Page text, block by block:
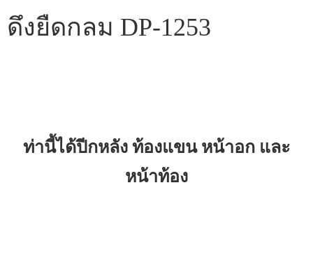
ดึงยืดกลม DP-1253
ท่านี้ได้ปีกหลัง ท้องแขน หน้าอก และ
หน้าท้อง